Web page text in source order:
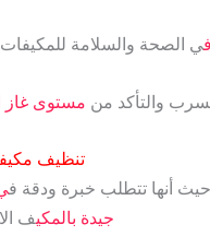
ي الصحة والسلامة
والتأكد من مستوى غاز
تنظيف
أنها تتطلب خبرة ودقة ف
جيدة بالمكيف